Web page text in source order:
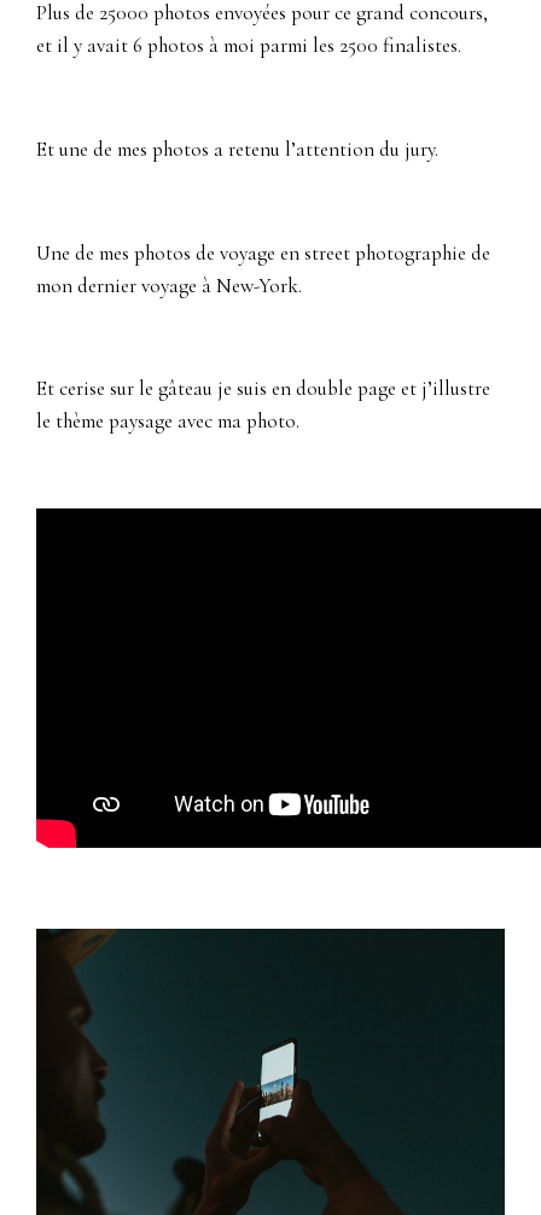
Plus de 25000 photos envoyées pour ce grand concours,
et il y avait 6 photos à moi parmi les 2500 finalistes.
Et une de mes photos a retenu l’attention du jury.
Une de mes photos de voyage en street photographie de
mon dernier voyage à New-York.
Et cerise sur le gâteau je suis en double page et j’illustre
le thème paysage avec ma photo.